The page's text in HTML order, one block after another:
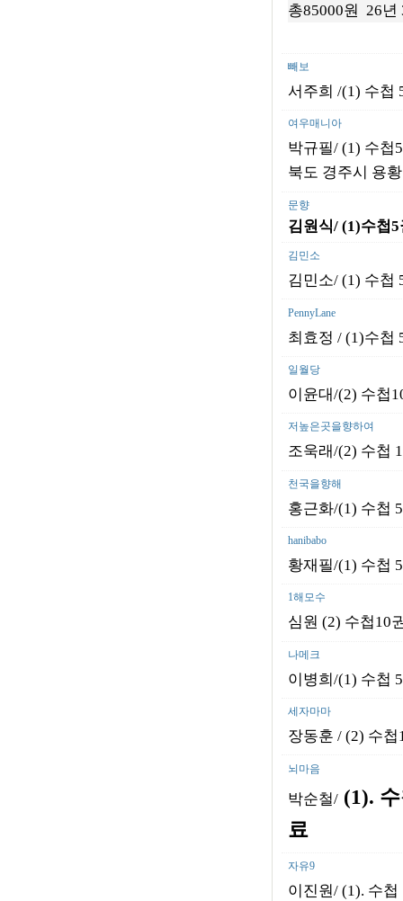
총85000원 26년
빼보
서주희 /(1) 수첩
여우매니아
박규필/ (1) 수첩
북도 경주시 용
문향
김원식/ (1)수첩5
김민소
김민소/ (1) 수첩
PennyLane
최효정 / (1)수첩
일월당
이윤대/(2) 수첩
저높은곳을향하여
조욱래/(2) 수첩
천국을향해
홍근화/(1) 수첩
hanibabo
황재필/(1) 수첩
1해모수
심원 (2) 수첩10
나메크
이병희/(1) 수첩
세자마마
장동훈 / (2) 수
뇌마음
박순철/(1).
료
자유9
이진원/ (1). 수